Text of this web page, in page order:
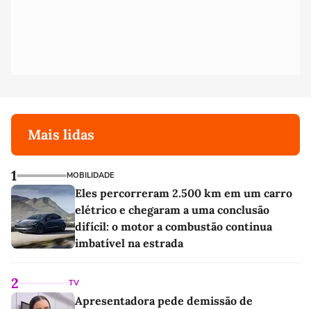
Mais lidas
1 MOBILIDADE
Eles percorreram 2.500 km em um carro
elétrico e chegaram a uma conclusão
difícil: o motor a combustão continua
imbatível na estrada
2 TV
Apresentadora pede demissão de